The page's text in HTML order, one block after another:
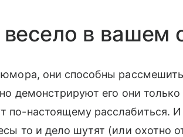
в вашем
они способны
но демонстрируют его они
по-настоящему расслабиться.
то и дело шутят (или охотно